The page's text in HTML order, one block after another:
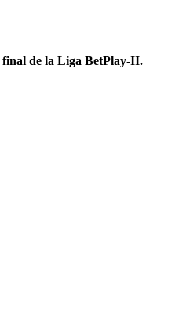
final de la Liga BetPlay-II.